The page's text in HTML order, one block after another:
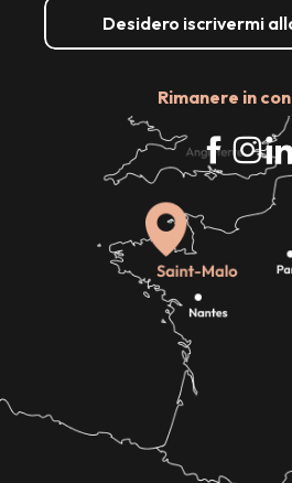
Desidero iscrivermi
Rimanere in